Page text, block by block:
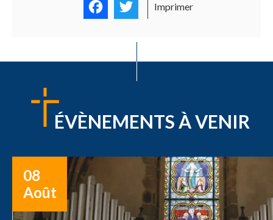
FacebookTwitter
Imprimer
ÉVÈNEMENTS À VENIR
08
Août